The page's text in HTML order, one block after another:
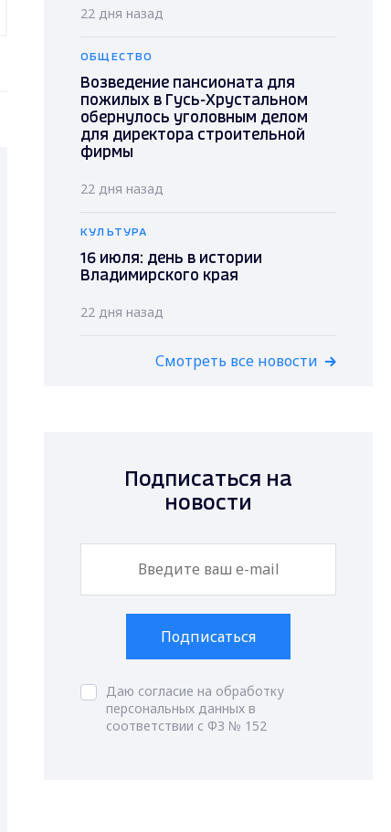
22 дня назад
ОБЩЕСТВО
Возведение пансионата для
пожилых в Гусь-Хрустальном
обернулось уголовным делом
для директора строительной
фирмы
22 дня назад
КУЛЬТУРА
16 июля: день в истории
Владимирского края
22 дня назад
Смотреть все новости
Подписаться на
новости
Подписаться
Даю согласие на обработку
персональных данных в
соответствии с ФЗ № 152